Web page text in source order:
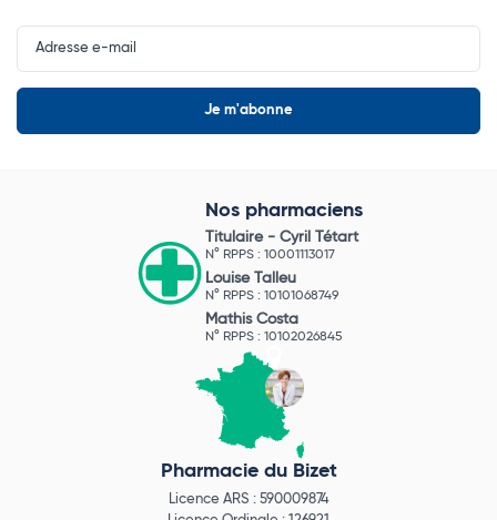
Input
Newsletter
Nos pharmaciens
Titulaire - Cyril Tétart
N° RPPS : 10001113017
Louise Talleu
N° RPPS : 10101068749
Mathis Costa
N° RPPS : 10102026845
Pharmacie du Bizet
Licence ARS : 590009874